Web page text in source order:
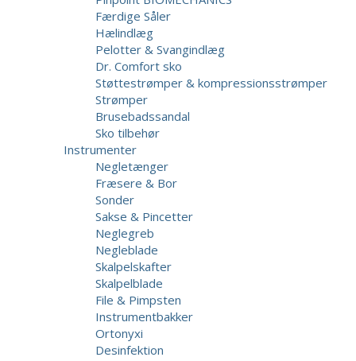
Færdige Såler
Hælindlæg
Pelotter & Svangindlæg
Dr. Comfort sko
Støttestrømper & kompressionsstrømper
Strømper
Brusebadssandal
Sko tilbehør
Instrumenter
Negletænger
Fræsere & Bor
Sonder
Sakse & Pincetter
Neglegreb
Negleblade
Skalpelskafter
Skalpelblade
File & Pimpsten
Instrumentbakker
Ortonyxi
Desinfektion